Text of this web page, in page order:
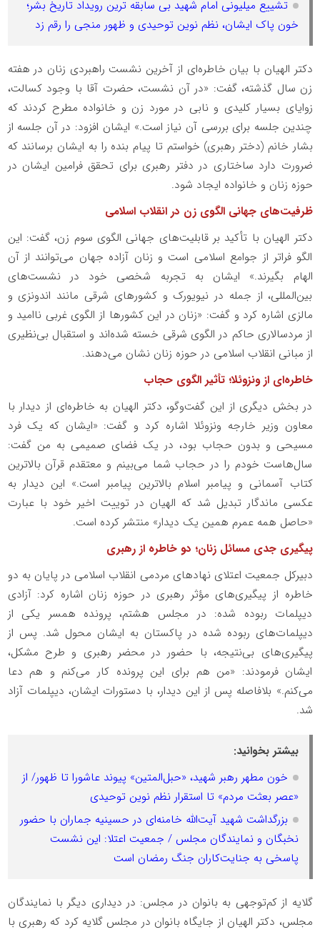
تشییع میلیونی امام شهید بی سابقه ترین رویداد تاریخ بشر؛
خون پاک ایشان، نظم نوین توحیدی و ظهور منجی را رقم زد
دکتر الهیان با بیان خاطره‌ای از آخرین نشست راهبردی زنان در هفته
زن سال گذشته، گفت: «در آن نشست، حضرت آقا با وجود کسالت،
زوایای بسیار کلیدی و نابی در مورد زن و خانواده مطرح کردند که
چندین جلسه برای بررسی آن نیاز است.» ایشان افزود: در آن جلسه از
بشار خانم (دختر رهبری) خواستم تا پیام بنده را به ایشان برسانند که
ضرورت دارد ساختاری در دفتر رهبری برای تحقق فرامین ایشان در
حوزه زنان و خانواده ایجاد شود.
ظرفیت‌های جهانی الگوی زن در انقلاب اسلامی
دکتر الهیان با تأکید بر قابلیت‌های جهانی الگوی سوم زن، گفت: این
الگو فراتر از جوامع اسلامی است و زنان آزاده جهان می‌توانند از آن
الهام بگیرند.» ایشان به تجربه شخصی خود در نشست‌های
بین‌المللی، از جمله در نیویورک و کشورهای شرقی مانند اندونزی و
مالزی اشاره کرد و گفت: «زنان در این کشورها از الگوی غربی ناامید و
از مردسالاری حاکم در الگوی شرقی خسته شده‌اند و استقبال بی‌نظیری
از مبانی انقلاب اسلامی در حوزه زنان نشان می‌دهند.
خاطره‌ای از ونزوئلا؛ تأثیر الگوی حجاب
در بخش دیگری از این گفت‌وگو، دکتر الهیان به خاطره‌ای از دیدار با
معاون وزیر خارجه ونزوئلا اشاره کرد و گفت: «ایشان که یک فرد
مسیحی و بدون حجاب بود، در یک فضای صمیمی به من گفت:
سال‌هاست خودم را در حجاب شما می‌بینم و معتقدم قرآن بالاترین
کتاب آسمانی و پیامبر اسلام بالاترین پیامبر است.» این دیدار به
عکسی ماندگار تبدیل شد که الهیان در توییت اخیر خود با عبارت
«حاصل همه عمرم همین یک دیدار» منتشر کرده است.
پیگیری جدی مسائل زنان؛ دو خاطره از رهبری
دبیرکل جمعیت اعتلای نهادهای مردمی انقلاب اسلامی در پایان به دو
خاطره از پیگیری‌های مؤثر رهبری در حوزه زنان اشاره کرد: آزادی
دیپلمات ربوده شده: در مجلس هشتم، پرونده همسر یکی از
دیپلمات‌های ربوده شده در پاکستان به ایشان محول شد. پس از
پیگیری‌های بی‌نتیجه، با حضور در محضر رهبری و طرح مشکل،
ایشان فرمودند: «من هم برای این پرونده کار می‌کنم و هم دعا
می‌کنم.» بلافاصله پس از این دیدار، با دستورات ایشان، دیپلمات آزاد
شد.
بیشتر بخوانید:
خون مطهر رهبر شهید، «حبل‌المتین» پیوند عاشورا تا ظهور/ از
«عصر بعثت مردم» تا استقرار نظم نوین توحیدی
بزرگداشت شهید آیت‌الله خامنه‌ای در حسینیه جماران با حضور
نخبگان و نمایندگان مجلس / جمعیت اعتلا: این نشست
پاسخی به جنایت‌کاران جنگ رمضان است
گلایه از کم‌توجهی به بانوان در مجلس: در دیداری دیگر با نمایندگان
مجلس، دکتر الهیان از جایگاه بانوان در مجلس گلایه کرد که رهبری با